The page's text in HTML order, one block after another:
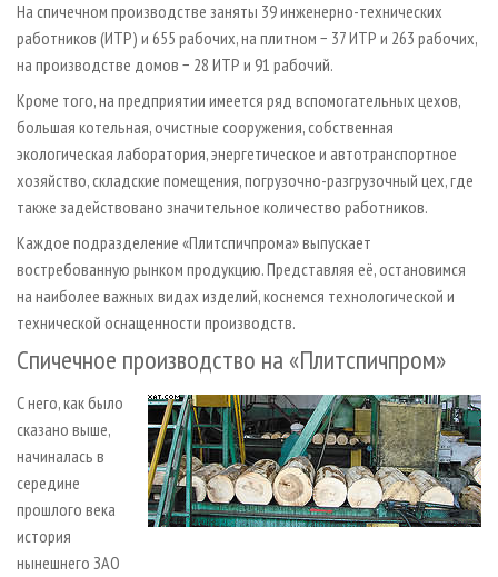
На спичечном производстве заняты 39 инженерно-технических
работников (ИТР) и 655 рабочих, на плитном − 37 ИТР и 263 рабочих,
на производстве домов − 28 ИТР и 91 рабочий.
Кроме того, на предприятии имеется ряд вспомогательных цехов,
большая котельная, очистные сооружения, собственная
экологическая лаборатория, энергетическое и автотранспортное
хозяйство, складские помещения, погрузочно-разгрузочный цех, где
также задействовано значительное количество работников.
Каждое подразделение «Плитспичпрома» выпускает
востребованную рынком продукцию. Представляя её, остановимся
на наиболее важных видах изделий, коснемся технологической и
технической оснащенности производств.
Спичечное производство на «Плитспичпром»
С него, как было
сказано выше,
начиналась в
середине
прошлого века
история
нынешнего ЗАО